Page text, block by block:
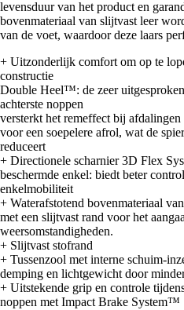
levensduur van het product en
bovenmateriaal van slijtvast leer
van de voet, waardoor deze laars
+ Uitzonderlijk comfort om op te
constructie
Double Heel™: de zeer
achterste noppen
versterkt het remeffect bij afdalingen
voor een soepelere afrol, wat de
reduceert
+ Directionele scharnier 3D Flex
beschermde enkel: biedt beter
enkelmobiliteit
+ Waterafstotend bovenmateriaal
met een slijtvast rand voor het
weersomstandigheden.
+ Slijtvast stofrand
+ Tussenzool met interne schuim-
demping en lichtgewicht door
+ Uitstekende grip en controle
noppen met Impact Brake System™